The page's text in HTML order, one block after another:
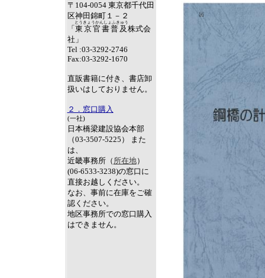
〒104-0054 東京都千代田
区神田錦町１－２
「 東京官書普及
とうきょうかんしょふきゅう
株式会
社」
Tel :03-3292-2746
Fax:03-3292-1670
直販書籍に付き、書店卸
扱いはしておりません。
２．窓口購入
(一社)
日本橋梁建設協会本部
（03-3507-5225） また
は、
近畿事務所（ 所在地）
(06-6533-3238)の窓口に
直接お越しください。
なお、事前に在庫をご確
認ください。
地区事務所での窓口購入
はできません。